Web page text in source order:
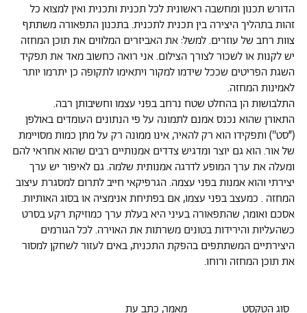
סוג הטקסט מאמר, כתב עת
הדורש תכנון ומחשבה ראשונית לכל תכנית ותכנית ואין למצוא כל
זהות בתהליך היצירה בין תכנית לתכנית. בתכנון התפאורה משתתף
צוות רחב של עוזרים. למשל: את האביזרים המלווים את תוכן המחזה
יש לקנות או לשכור לצורך הצילום. אני רואה כחשוב מאד את תפקיד
השגת הפריטים שככל שידמו למקור ויתאימו לתקופה כן יתרמו יותר
לאמינות המחזה.
התלבושות הן בהחלט שטח נרחב בפני עצמו וחשיבותן רבה.
התאורן שהוא נכנס אמנם לתמונה על פי הנתונים העומדים באולפן
(״סט") ותפקידו הוא רק להאיר, אינו ממונה רק על מתן כמות מסויימת
של אור. הוא גם יוצר ומדגיש צדדים אמנותיים רבים שהוא אחראי להם
ומעלה את ערך המופע לדרגה אמנותית שלמה. גם לאיפור יש ערך
יצירתי והוא אמנות בפני עצמה. הגרפיקאי חייב לתרום למסגרת עיצוב
המחזה . כמעצב בפני עצמו, אם בפתיחת אנימציה או בסוג האותיות.
אסכם ואומר, שהתפאורה בעיני היא בעלת ערך כמוזיקת רקע בסרט
כשהעליות והירידות בטונים משרתות את האוירה. לכל הגורמים
היצירתיים המשתתפים בהפקת התכנית, באים לעזור לשחקן למסור
את תוכן המחזה ורוחו.